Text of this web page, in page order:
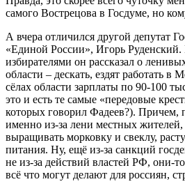
самого Вострецова в Госдуме, но
А вчера отличился другой депутат
«Единой России», Игорь Руденский.
избирателями он рассказал о
области – дескать, ездят работать в
сёлах области зарплаты по 90-100
это и есть те самые «передовые
которых говорил Фадеев?). Причем,
именно из-за лени местных
выращивать морковку и свеклу,
питания. Ну, ещё из-за санкций
не из-за действий властей РФ, они-
всё что могут делают для россиян,